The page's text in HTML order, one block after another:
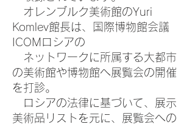
オレンブルク美術館のYuri
Komlev館長は、国際博物館会議
ICOMロシアの
ネットワークに所属する大都市
の美術館や博物館へ展覧会の開催
を打診。
ロシアの法律に基づいて、展示
美術品リストを元に、展覧会への